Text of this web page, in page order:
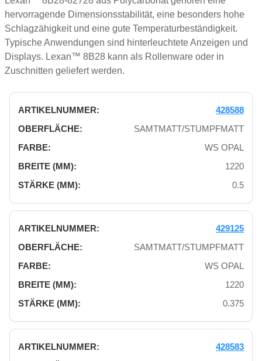
hervorragende Dimensionsstabilität, eine besonders hohe
Schlagzähigkeit und eine gute Temperaturbeständigkeit.
Typische Anwendungen sind hinterleuchtete Anzeigen und
Displays. Lexan™ 8B28 kann als Rollenware oder in
Zuschnitten geliefert werden.
428588
SAMTMATT/STUMPFMATT
WS OPAL
1220
0.5
429125
SAMTMATT/STUMPFMATT
WS OPAL
1220
0.375
428583